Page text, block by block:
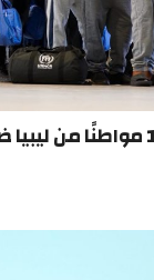
الصومال: إعادة 174